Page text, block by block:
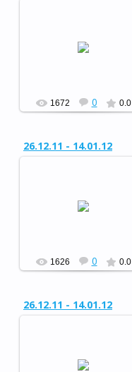
«Сохраним живую ель»
1672 0 0.0
26.12.11 - 14.01.12
«Сохраним живую ель»
1626 0 0.0
26.12.11 - 14.01.12
«Сохраним живую ель»